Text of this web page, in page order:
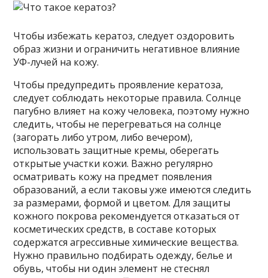
Чтобы избежать кератоз, следует оздоровить
образ жизни и ограничить негативное влияние
УФ-лучей на кожу.
Чтобы предупредить проявление кератоза,
следует соблюдать некоторые правила. Солнце
пагубно влияет на кожу человека, поэтому нужно
следить, чтобы не перегреваться на солнце
(загорать либо утром, либо вечером),
использовать защитные кремы, оберегать
открытые участки кожи. Важно регулярно
осматривать кожу на предмет появления
образований, а если таковы уже имеются следить
за размерами, формой и цветом. Для защиты
кожного покрова рекомендуется отказаться от
косметических средств, в составе которых
содержатся агрессивные химические вещества.
Нужно правильно подбирать одежду, белье и
обувь, чтобы ни один элемент не стеснял